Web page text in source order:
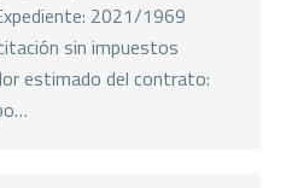
2021/1969
sin impuestos
estimado del contrato: